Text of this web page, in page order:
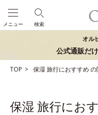
検索
メニュー
オル
公式通販だ
TOP 保湿旅行におすすめ の
保湿 旅行にお